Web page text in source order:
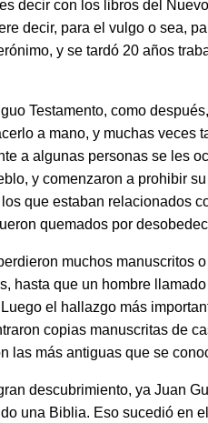
decir con los libros del
decir, para el vulgo o sea,
y se tardó 20 años
Testamento, como
a mano, y muchas veces
a algunas personas se les
y comenzaron a prohibir
que estaban relacionados
quemados por
muchos manuscritos
hasta que un hombre
el hallazgo más
copias manuscritas de
las más antiguas que se
descubrimiento, ya Juan
una Biblia. Eso sucedió en